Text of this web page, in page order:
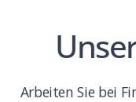
Arbeiten Sie bei